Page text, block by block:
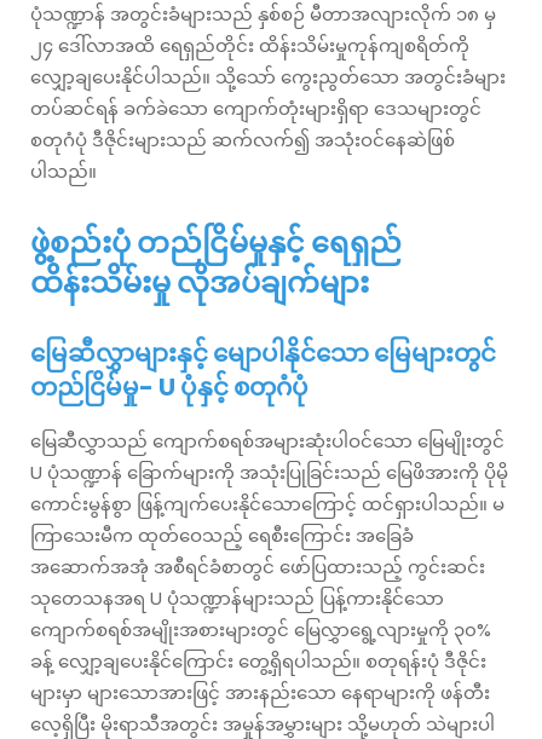
ပုံသဏ္ဍာန် အတွင်းခံများသည် နှစ်စဉ် မီတာအလျားလိုက် ၁၈ မှ
၂၄ ဒေါ်လာအထိ ရေရှည်တိုင်း ထိန်းသိမ်းမှုကုန်ကျစရိတ်ကို
လျှော့ချပေးနိုင်ပါသည်။ သို့သော် ကွေးညွတ်သော အတွင်းခံများ
တပ်ဆင်ရန် ခက်ခဲသော ကျောက်တုံးများရှိရာ ဒေသများတွင်
စတုဂံပုံ ဒီဇိုင်းများသည် ဆက်လက်၍ အသုံးဝင်နေဆဲဖြစ်
ပါသည်။
ဖွဲ့စည်းပုံ တည်ငြိမ်မှုနှင့် ရေရှည်
ထိန်းသိမ်းမှု လိုအပ်ချက်များ
မြေဆီလွှာများနှင့် မျောပါနိုင်သော မြေများတွင်
တည်ငြိမ်မှု- U ပုံနှင့် စတုဂံပုံ
မြေဆီလွှာသည် ကျောက်စရစ်အများဆုံးပါဝင်သော မြေမျိုးတွင်
U ပုံသဏ္ဍာန် ခြောက်များကို အသုံးပြုခြင်းသည် မြေဖိအားကို ပိုမို
ကောင်းမွန်စွာ ဖြန့်ကျက်ပေးနိုင်သောကြောင့် ထင်ရှားပါသည်။ မ
ကြာသေးမီက ထုတ်ဝေသည့် ရေစီးကြောင်း အခြေခံ
အဆောက်အအုံ အစီရင်ခံစာတွင် ဖော်ပြထားသည့် ကွင်းဆင်း
သုတေသနအရ U ပုံသဏ္ဍာန်များသည် ပြန့်ကားနိုင်သော
ကျောက်စရစ်အမျိုးအစားများတွင် မြေလွှာရွေ့လျားမှုကို ၃၀%
ခန့် လျှော့ချပေးနိုင်ကြောင်း တွေ့ရှိရပါသည်။ စတုရန်းပုံ ဒီဇိုင်း
များမှာ များသောအားဖြင့် အားနည်းသော နေရာများကို ဖန်တီး
လေ့ရှိပြီး မိုးရာသီအတွင်း အမှုန်အမွှားများ သို့မဟုတ် သဲများပါ